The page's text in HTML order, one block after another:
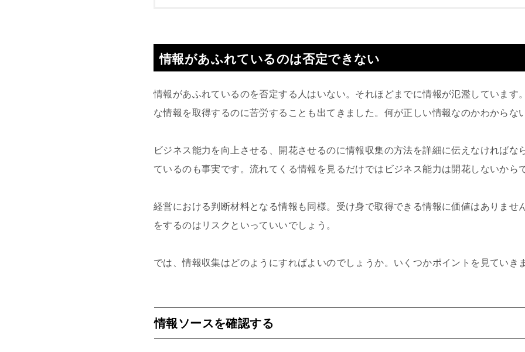
情報があふれているのは否定できない
情報があふれているのを否定する人はいない。それほどまでに情報が氾濫しています
な情報を取得するのに苦労することも出てきました。何が正しい情報なのかわからな
ビジネス能力を向上させる、開花させるのに情報収集の方法を詳細に伝えなければな
ているのも事実です。流れてくる情報を見るだけではビジネス能力は開花しないから
経営における判断材料となる情報も同様。受け身で取得できる情報に価値はありませ
をするのはリスクといっていいでしょう。
では、情報収集はどのようにすればよいのでしょうか。いくつかポイントを見ていき
情報ソースを確認する